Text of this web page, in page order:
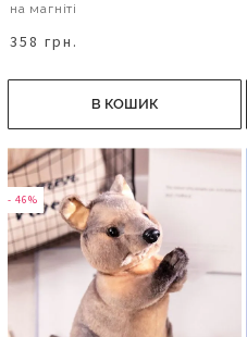
на магніті
358 грн.
В КОШИК
- 46%